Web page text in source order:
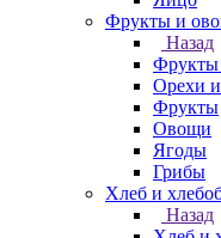
Фрукты и
Назад
Орехи
Фрукты
Овощи
Ягоды
Грибы
Хлеб и
Назад